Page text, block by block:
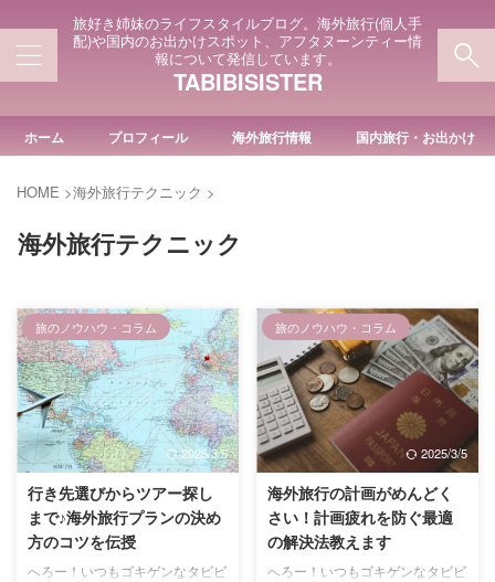
旅好き姉妹のライフスタイルブログ。海外旅行(個人手
配)や国内のお出かけスポット、アフタヌーンティー情
報について発信しています。
TABIBISISTER
ホーム プロフィール 海外旅行情報 国内旅行・お出かけ
HOME >海外旅行テクニック >
海外旅行テクニック
旅のノウハウ・コラム
2025/3/5
行き先選びからツアー探し
まで♪海外旅行プランの決め
方のコツを伝授
へろー！いつもゴキゲンなタビビ
旅のノウハウ・コラム
2025/3/5
海外旅行の計画がめんどく
さい！計画疲れを防ぐ最適
の解決法教えます
へろー！いつもゴキゲンなタビビ